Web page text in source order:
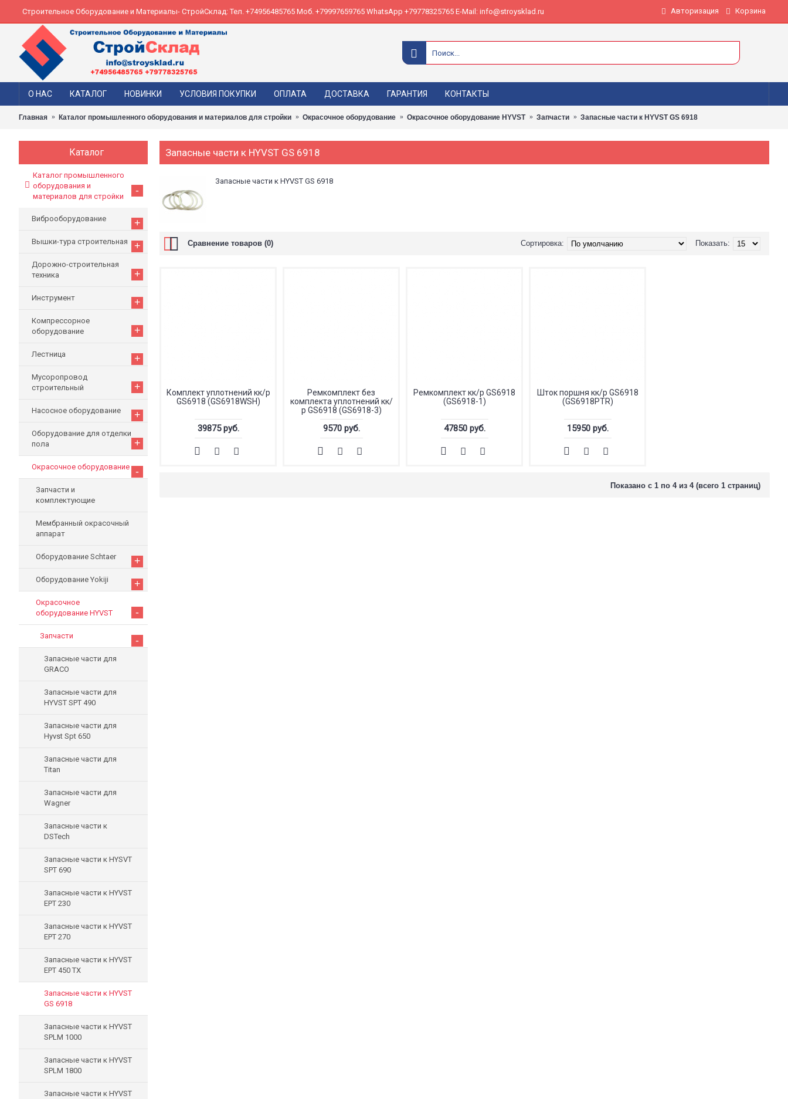
Строительное Оборудование и Материалы- СтройСклад: Тел. +74956485765 Моб. +79997659765 WhatsApp +79778325765 E-Mail: info@stroysklad.ru Авторизация Корзина
О НАС КАТАЛОГ НОВИНКИ УСЛОВИЯ ПОКУПКИ ОПЛАТА ДОСТАВКА ГАРАНТИЯ КОНТАКТЫ
Главная Каталог промышленного оборудования и материалов для стройки Окрасочное оборудование Окрасочное оборудование HYVST Запчасти Запасные части к HYVST GS 6918
Каталог
Каталог промышленного
оборудования и
материалов для стройки
-
Виброоборудование +
Вышки-тура строительная +
Дорожно-строительная
техника
+
Инструмент +
Компрессорное
оборудование
+
Лестница +
Мусоропровод
строительный
+
Насосное оборудование +
Оборудование для отделки
пола
+
Окрасочное оборудование -
Запчасти и
комплектующие
Мембранный окрасочный
аппарат
Оборудование Schtaer +
Оборудование Yokiji +
Окрасочное
оборудование HYVST
-
Запчасти -
Запасные части для
GRACO
Запасные части для
HYVST SPT 490
Запасные части для
Hyvst Spt 650
Запасные части для
Titan
Запасные части для
Wagner
Запасные части к
DSTech
Запасные части к HYSVT
SPT 690
Запасные части к HYVST
EPT 230
Запасные части к HYVST
EPT 270
Запасные части к HYVST
EPT 450 TX
Запасные части к HYVST
GS 6918
Запасные части к HYVST
SPLM 1000
Запасные части к HYVST
SPLM 1800
Запасные части к HYVST
Запасные части к HYVST GS 6918
Запасные части к HYVST GS 6918
Сравнение товаров (0) Показать:
Сортировка:
Комплект уплотнений кк/р
GS6918 (GS6918WSH)
39875 руб.
Ремкомплект без
комплекта уплотнений кк/
р GS6918 (GS6918-3)
9570 руб.
Ремкомплект кк/р GS6918
(GS6918-1)
47850 руб.
Шток поршня кк/р GS6918
(GS6918PTR)
15950 руб.
Показано с 1 по 4 из 4 (всего 1 страниц)